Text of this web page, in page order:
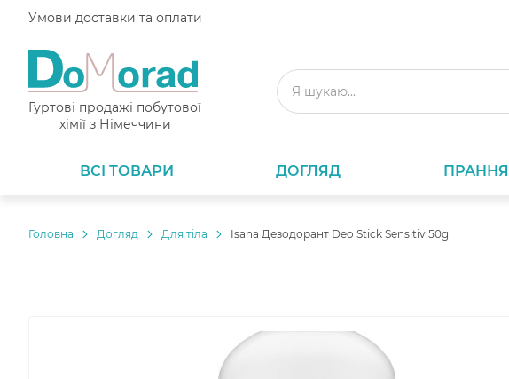
Умови доставки та оплати
Гуртові продажі побутової
хімії з Німеччини
ВСІ ТОВАРИ ДОГЛЯД ПРАННЯ
Головнa Догляд Для тіла Isana Дезодорант Deo Stick Sensitiv 50g